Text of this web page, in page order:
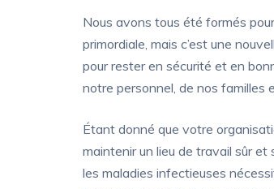
Nous avons tous été formés
primordiale, mais c’est une
pour rester en sécurité et en
notre personnel, de nos familles
Étant donné que votre
maintenir un lieu de travail sûr
les maladies infectieuses